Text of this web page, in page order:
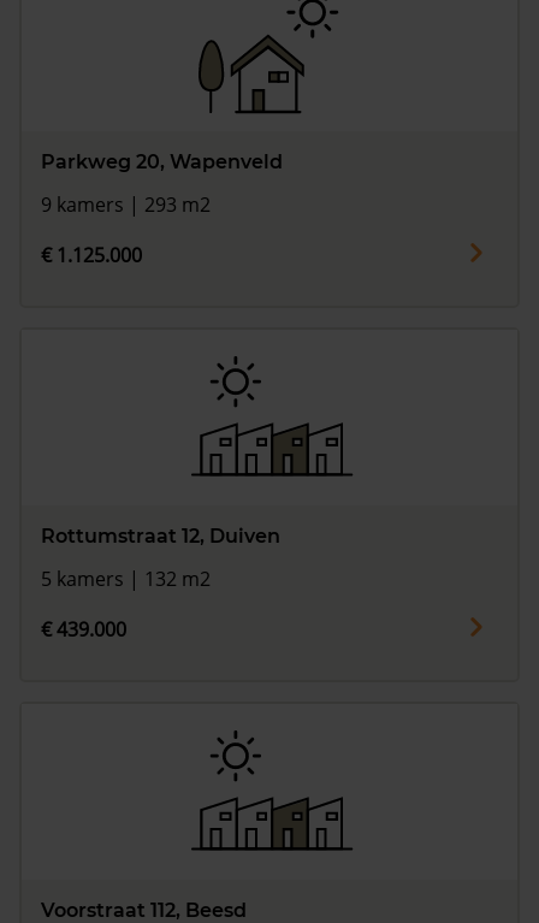
Parkweg 20, Wapenveld
9 kamers | 293 m2
€ 1.125.000
Rottumstraat 12, Duiven
5 kamers | 132 m2
€ 439.000
Voorstraat 112, Beesd